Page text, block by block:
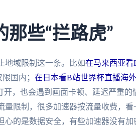
些“拦路虎”
地域限制这一条。比如在马来西亚看
国内； 在日本看B站世界杯直播海
开，也会遇到画面卡顿、延迟严重
限制，很多加速器按流量收费，看
的是数据安全，有些加速器没有加